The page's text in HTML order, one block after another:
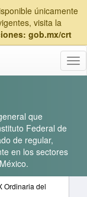
únicamente
visita la
gob.mx/crt
que
Federal de
de regular,
en los sectores
Ordinaria del